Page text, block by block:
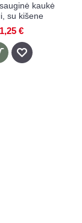
kaukė
su kišene
1,25 €